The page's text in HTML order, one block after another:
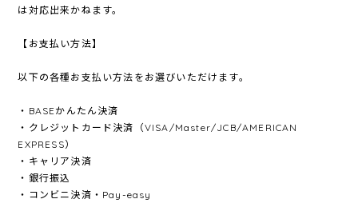
は対応出来かねます。
【お支払い方法】
以下の各種お支払い方法をお選びいただけます。
・BASEかんたん決済
・クレジットカード決済（VISA/Master/JCB/AMERICAN
EXPRESS）
・キャリア決済
・銀行振込
・コンビニ決済・Pay-easy